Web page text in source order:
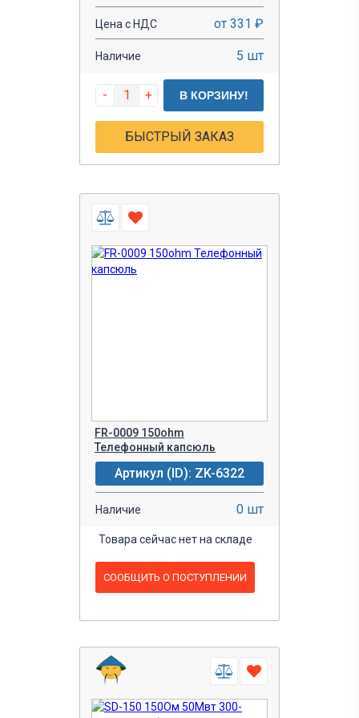
Цена с НДС от 331 ₽
Наличие 5 шт
- + В КОРЗИНУ!
БЫСТРЫЙ ЗАКАЗ
FR-0009 150ohm
Телефонный капсюль
Артикул (ID): ZK-6322
Наличие 0 шт
Товара сейчас нет на складе
СООБЩИТЬ О ПОСТУПЛЕНИИ